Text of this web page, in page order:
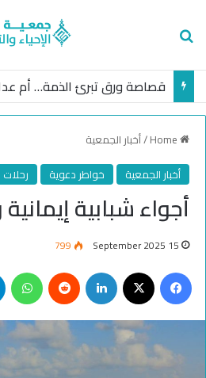
قصاصة ورق تبرئ الذمة… أم
/أخبار الجمعية
أخبار الجمعية
خواطر دعوية رحلات
أجواء شبابية
15 September 2025
799
Facebook
LinkedIn
Reddit